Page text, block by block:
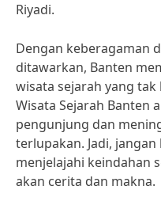
Riyadi.
Dengan keberagaman
ditawarkan, Banten
wisata sejarah yang
Wisata Sejarah Banten
pengunjung dan
terlupakan. Jadi,
menjelajahi keindahan
akan cerita dan makna.